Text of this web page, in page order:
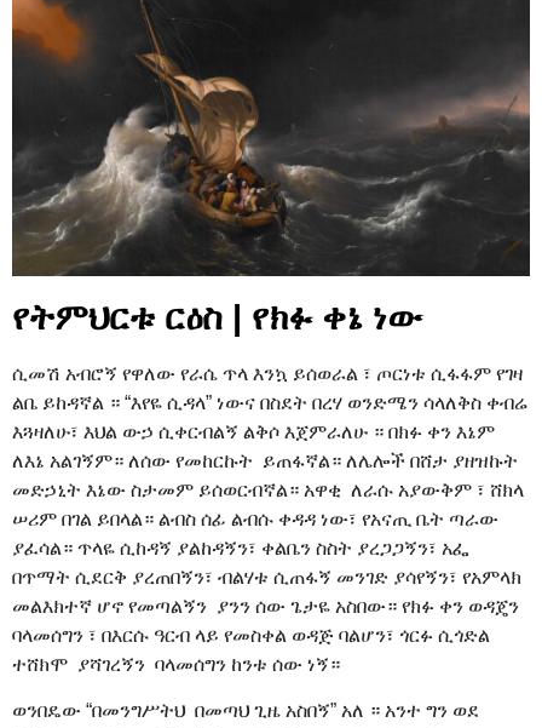
የትምህርቱ ርዕስ | የክፉ ቀኔ ነው
ሲመሽ አብሮኝ የዋለው የራሴ ጥላ እንኳ ይሰወራል ፣ ጦርነቱ ሲፋፋም የገዛ
ልቤ ይከዳኛል ። “እየዬ ሲዳላ” ነውና በስደት በረሃ ወንድሜን ሳላለቅስ ቀብሬ
እጓዛለሁ፣ እህል ውኃ ሲቀርብልኝ ልቅሶ እጀምራለሁ ። በክፉ ቀን እኔም
ለእኔ አልገኝም። ለሰው የመከርኩት ይጠፋኛል። ለሌሎች በሸታ ያዘዝኩት
መድኃኒት እኔው ስታመም ይሰወርብኛል። አዋቂ ለራሱ አያውቅም ፣ ሸክላ
ሠሪም በገል ይበላል። ልብስ ሰፊ ልብሱ ቀዳዳ ነው፣ የአናጢ ቤት ጣራው
ያፈሳል። ጥላዬ ሲከዳኝ ያልከዳኝን፣ ቀልቤን ስስት ያረጋጋኝን፣ አፌ
በጥማት ሲደርቅ ያረጠበኝን፣ ብልሃቱ ሲጠፋኝ መንገድ ያሳየኝን፣ የአምላክ
መልእክተኛ ሆኖ የመጣልኝን ያንን ሰው ጌታዬ አስበው። የክፉ ቀን ወዳጄን
ባላመሰግን ፣ በእርሱ ዓርብ ላይ የመስቀል ወዳጅ ባልሆን፣ ጎርፉ ሲጎድል
ተሸክሞ ያሻገረኝን ባላመሰግን ከንቱ ሰው ነኝ።
ወንበዴው “በመንግሥትህ በመጣህ ጊዜ አስበኝ” አለ ። አንተ ግን ወደ